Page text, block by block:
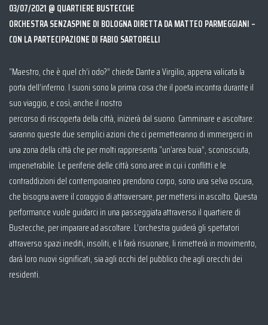
03/07/2021 @ QUARTIERE BUSTECCHE
ORCHESTRA SENZASPINE DI BOLOGNA DIRETTA DA MATTEO PARMEGGIANI –
CON LA PARTECIPAZIONE DI FABIO SARTORELLI
“Maestro, che è quel ch’i odo?” chiede Dante a Virgilio, appena valicata la
porta dell’inferno. I suoni sono la prima cosa che il poeta incontra durante il
suo viaggio, e così, anche il nostro
percorso di riscoperta della città, inizierà dal suono. Camminare e ascoltare:
saranno queste due semplici azioni che ci permetteranno di immergerci in
una zona della città che per molti rappresenta “un’area buia”, sconosciuta,
impenetrabile. Le periferie delle città sono aree in cui i conflitti e le
contraddizioni del contemporaneo prendono corpo, sono una selva oscura,
che bisogna avere il coraggio di attraversare, per mettersi in ascolto. Questa
performance vuole guidarci in una passeggiata attraverso il quartiere di
Bustecche, per imparare ad ascoltare. L’orchestra guiderà gli spettatori
attraverso spazi inediti, insoliti, e li farà risuonare, li rimetterà in movimento,
darà loro nuovi significati, sia agli occhi del pubblico che agli orecchi dei
residenti.